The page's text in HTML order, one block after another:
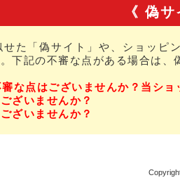
《 偽
た「偽サイト」や、ショッピ
下記の不審な点がある場合は
な点はございませんか？当シ
ざいませんか？
ざいませんか？